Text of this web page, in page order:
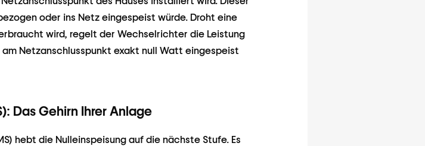
oder ins Netz eingespeist würde. Droht eine
wird, regelt der Wechselrichter die Leistung
Netzanschlusspunkt exakt null Watt eingespeist
Das Gehirn Ihrer Anlage
hebt die Nulleinspeisung auf die nächste Stufe. Es